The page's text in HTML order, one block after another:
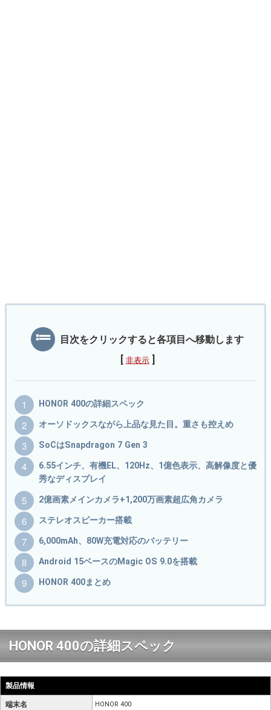
目次をクリックすると各項目へ移動します
非表示
HONOR 400の詳細スペック
オーソドックスながら上品な見た目。重さも控えめ
SoCはSnapdragon 7 Gen 3
6.55インチ、有機EL、120Hz、1億色表示、高解像度と優
秀なディスプレイ
2億画素メインカメラ+1,200万画素超広角カメラ
ステレオスピーカー搭載
6,000mAh、80W充電対応のバッテリー
Android 15ベースのMagic OS 9.0を搭載
HONOR 400まとめ
HONOR 400の詳細スペック
製品情報
端末名 HONOR 400